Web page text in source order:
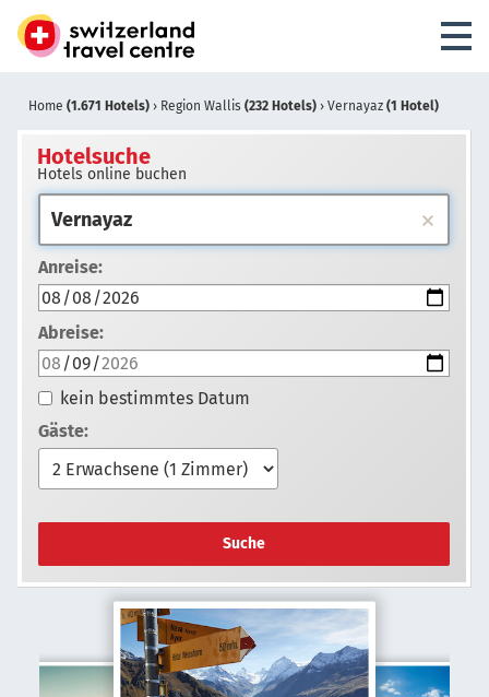
Home (1.671 Hotels) › Region Wallis (232 Hotels) › Vernayaz (1 Hotel)
Hotelsuche
Hotels online buchen
Anreise:
Abreise:
kein bestimmtes Datum
Gäste:
Suche